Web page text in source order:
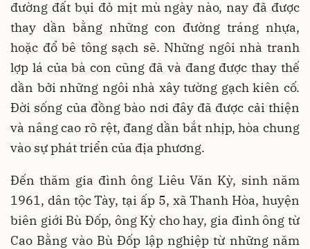
đường đất bụi đỏ mịt mù ngày nào, nay đã được
thay dần bằng những con đường tráng nhựa,
hoặc đổ bê tông sạch sẽ. Những ngôi nhà tranh
lợp lá của bà con cũng đã và đang được thay thế
dần bởi những ngôi nhà xây tường gạch kiên cố.
Đời sống của đồng bào nơi đây đã được cải thiện
và nâng cao rõ rệt, đang dần bắt nhịp, hòa chung
vào sự phát triển của địa phương.
Đến thăm gia đình ông Liêu Văn Kỳ, sinh năm
1961, dân tộc Tày, tại ấp 5, xã Thanh Hòa, huyện
biên giới Bù Đốp, ông Kỳ cho hay, gia đình ông từ
Cao Bằng vào Bù Đốp lập nghiệp từ những năm